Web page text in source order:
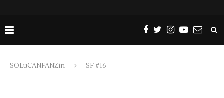
SOLuCANFANZin SF #16